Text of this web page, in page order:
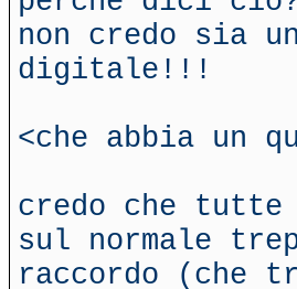
non credo sia
digitale!!!
<che abbia un
credo che
sul normale
raccordo (che